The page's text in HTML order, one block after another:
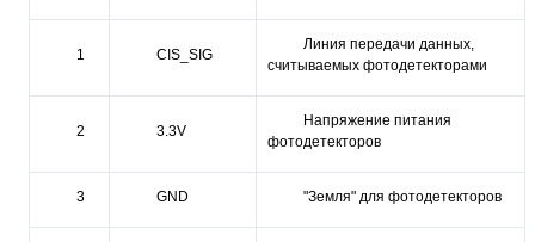
1 CIS_SIG
Линия передачи данных,
считываемых фотодетекторами
2 3.3V
Напряжение питания
фотодетекторов
3 GND "Земля" для фотодетекторов